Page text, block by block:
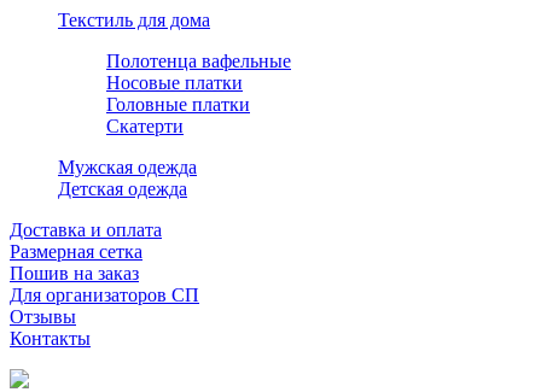
Текстиль для дома
Полотенца вафельные
Носовые платки
Головные платки
Скатерти
Мужская одежда
Детская одежда
Доставка и оплата
Размерная сетка
Пошив на заказ
Для организаторов СП
Отзывы
Контакты